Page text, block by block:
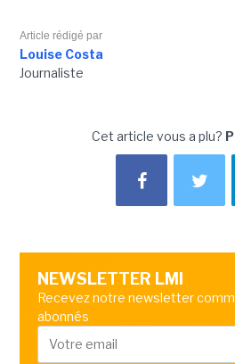
Article rédigé par
Louise Costa
Journaliste
Cet article vous a plu?
NEWSLETTER LMI
Recevez notre newsletter
abonnés